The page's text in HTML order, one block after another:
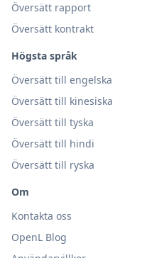
Översätt rapport
Översätt kontrakt
Högsta språk
Översätt till engelska
Översätt till kinesiska
Översätt till tyska
Översätt till hindi
Översätt till ryska
Om
Kontakta oss
OpenL Blog